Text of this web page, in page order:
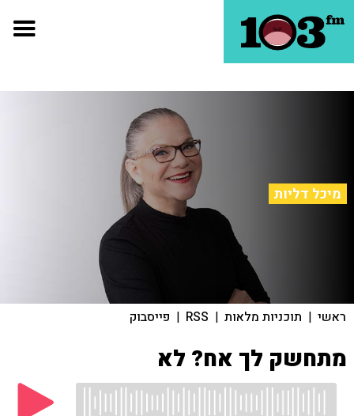
מיכל דליות
ראשי | תוכניות מלאות |
RSS
| פייסבוק
מתחשק לך אח? לא